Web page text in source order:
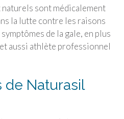
sont médicalement
la lutte contre les raisons
de la gale, en plus
aussi athlète professionnel
de Naturasil